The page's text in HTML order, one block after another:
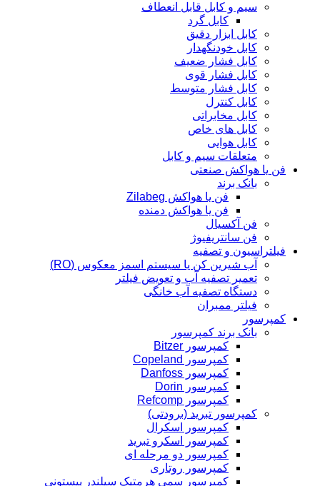
سیم و کابل قابل انعطاف
کابل گرد
کابل ابزار دقیق
کابل خودنگهدار
کابل فشار ضعیف
کابل فشار قوی
کابل فشار متوسط
کابل کنترل
کابل مخابراتی
کابل های خاص
کابل هوایی
متعلقات سیم و کابل
فن یا هواکش صنعتی
بانک برند
فن یا هواکش Zilabeg
فن یا هواکش دمنده
فن آکسیال
فن سانتریفیوژ
فیلتراسیون و تصفیه
آب شیرین کن یا سیستم اسمز معکوس (RO)
تعمیر تصفیه آب و تعویض فیلتر
دستگاه تصفیه آب خانگی
فیلتر ممبران
کمپرسور
بانک برند کمپرسور
کمپرسور Bitzer
کمپرسور Copeland
کمپرسور Danfoss
کمپرسور Dorin
کمپرسور Refcomp
کمپرسور تبرید (برودتی)
کمپرسور اسکرال
کمپرسور اسکرو تبرید
کمپرسور دو مرحله ای
کمپرسور روتاری
کمپرسور سمی هرمتیک سیلندر پیستونی